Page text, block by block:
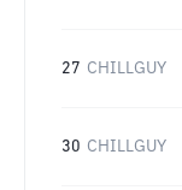
27 CHILLGUY
30 CHILLGUY